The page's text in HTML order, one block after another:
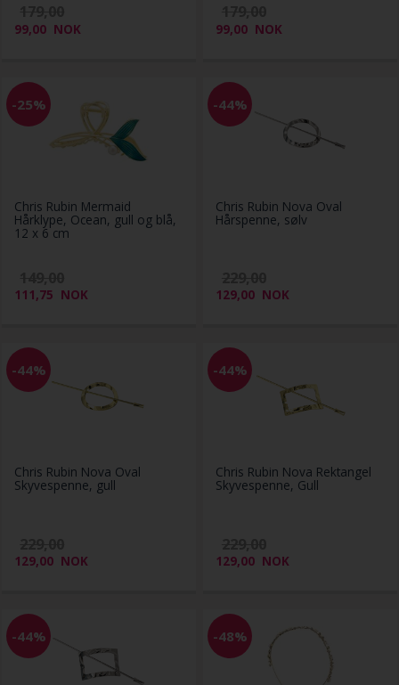
99,00 NOK 99,00 NOK
-25%
Chris Rubin Mermaid
Hårklype, Ocean, gull og blå,
12 x 6 cm
111,75 NOK
-44%
Chris Rubin Nova Oval
Hårspenne, sølv
129,00 NOK
-44%
Chris Rubin Nova Oval
Skyvespenne, gull
129,00 NOK
-44%
Chris Rubin Nova Rektangel
Skyvespenne, Gull
129,00 NOK
-44% -48%